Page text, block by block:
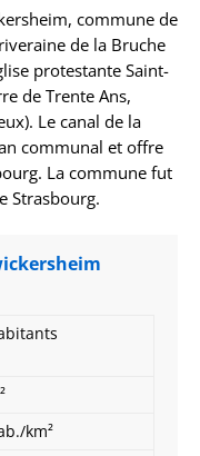
commune de
de la Bruche
protestante Saint-
de Trente Ans,
Le canal de la
communal et offre
La commune fut
Strasbourg.
km²